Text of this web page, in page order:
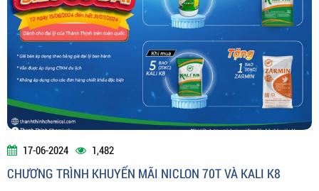
17-06-2024 1,482
CHƯƠNG TRÌNH KHUYẾN MÃI NICLON 70T VÀ KALI K8